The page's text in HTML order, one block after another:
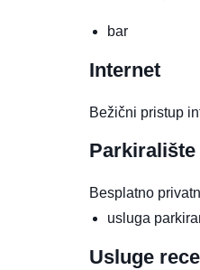
bar
Internet
Bežični pristup
Parkiralište
Besplatno
usluga
Usluge